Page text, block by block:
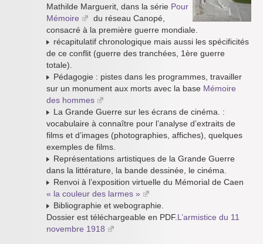
Mathilde Marguerit, dans la série Pour
Mémoire
du réseau Canopé,
consacré à la première guerre mondiale.
récapitulatif chronologique mais aussi les spécificités
de ce conflit (guerre des tranchées, 1ère guerre
totale).
Pédagogie : pistes dans les programmes, travailler
sur un monument aux morts avec la base Mémoire
des hommes
La Grande Guerre sur les écrans de cinéma. :
vocabulaire à connaître pour l’analyse d’extraits de
films et d’images (photographies, affiches), quelques
exemples de films.
Représentations artistiques de la Grande Guerre
dans la littérature, la bande dessinée, le cinéma.
Renvoi à l’exposition virtuelle du Mémorial de Caen
« la couleur des larmes »
Bibliographie et webographie.
Dossier est téléchargeable en PDF. L’armistice du 11
novembre 1918